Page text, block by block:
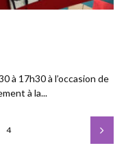
à 17h30 à l’occasion de
à la...
4